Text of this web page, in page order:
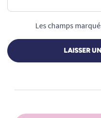
Les champs
LAISSER